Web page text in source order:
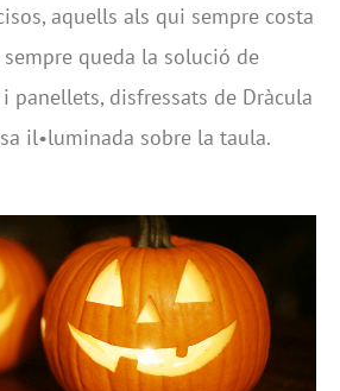
aquells als qui sempre costa
queda la solució de
panellets, disfressats de Dràcula
il•luminada sobre la taula.